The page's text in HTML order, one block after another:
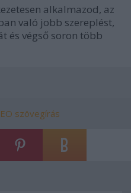
alkalmazod, az
való jobb szereplést,
és végső soron több
szövegírás